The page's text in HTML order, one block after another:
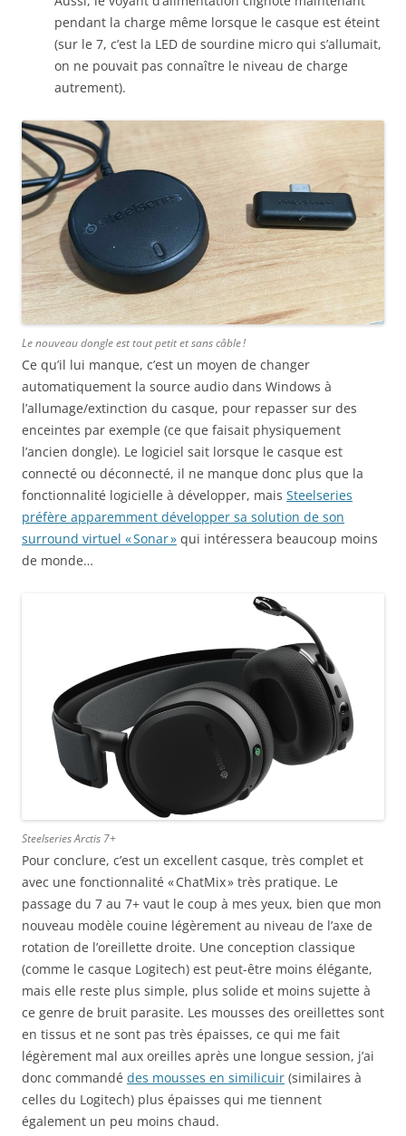
pendant la charge même lorsque le casque est éteint
(sur le 7, c’est la LED de sourdine micro qui s’allumait,
on ne pouvait pas connaître le niveau de charge
autrement).
Le nouveau dongle est tout petit et sans câble !
Ce qu’il lui manque, c’est un moyen de changer
automatiquement la source audio dans Windows à
l’allumage/extinction du casque, pour repasser sur des
enceintes par exemple (ce que faisait physiquement
l’ancien dongle). Le logiciel sait lorsque le casque est
connecté ou déconnecté, il ne manque donc plus que la
fonctionnalité logicielle à développer, mais Steelseries
préfère apparemment développer sa solution de son
surround virtuel « Sonar » qui intéressera beaucoup moins
de monde…
Steelseries Arctis 7+
Pour conclure, c’est un excellent casque, très complet et
avec une fonctionnalité « ChatMix » très pratique. Le
passage du 7 au 7+ vaut le coup à mes yeux, bien que mon
nouveau modèle couine légèrement au niveau de l’axe de
rotation de l’oreillette droite. Une conception classique
(comme le casque Logitech) est peut-être moins élégante,
mais elle reste plus simple, plus solide et moins sujette à
ce genre de bruit parasite. Les mousses des oreillettes sont
en tissus et ne sont pas très épaisses, ce qui me fait
légèrement mal aux oreilles après une longue session, j’ai
donc commandé des mousses en similicuir (similaires à
celles du Logitech) plus épaisses qui me tiennent
également un peu moins chaud.